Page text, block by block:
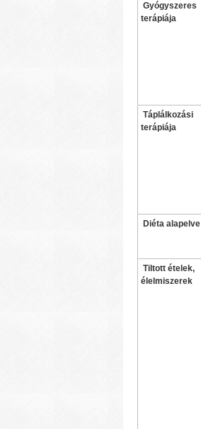
Gyógyszeres
terápiája
Táplálkozási
terápiája
Diéta alapelve
Tiltott ételek,
élelmiszerek